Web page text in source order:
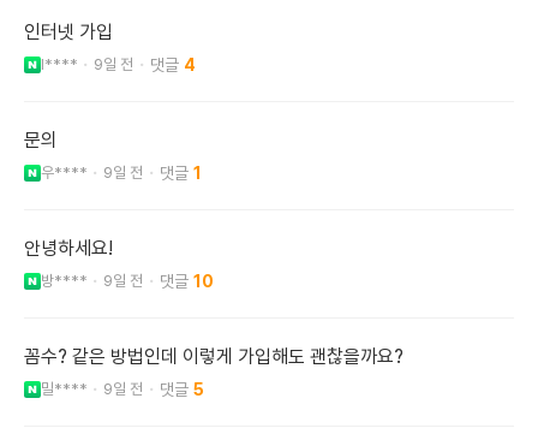
인터넷 가입
l**** 9일 전 4
문의
우**** 9일 전 1
안녕하세요!
방**** 9일 전 10
꼼수? 같은 방법인데 이렇게 가입해도 괜찮을까요?
밀**** 9일 전 5